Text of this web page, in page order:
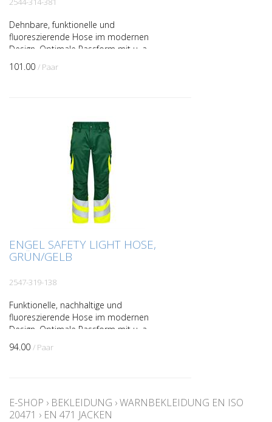
Dehnbare, funktionelle und
fluoreszierende Hose im modernen
Design. Optimale Passform mit u. a.
ergonomisch geformtem Kniebereich. Der
dehnbare Stoff sorgt für optimale B...
101.00 / Paar
ENGEL SAFETY LIGHT HOSE,
GRÜN/GELB
2547-319-138
Funktionelle, nachhaltige und
fluoreszierende Hose im modernen
Design. Optimale Passform mit u. a.
ergonomisch geformtem Kniebereich. Der
Stoff besteht zu 50% aus nachhal...
94.00 / Paar
E-SHOP › BEKLEIDUNG ›WARNBEKLEIDUNG EN ISO
20471 › EN 471 JACKEN